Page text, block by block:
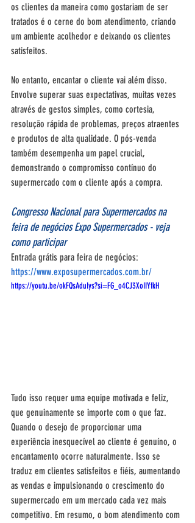
os clientes da maneira como gostariam de ser
tratados é o cerne do bom atendimento, criando
um ambiente acolhedor e deixando os clientes
satisfeitos.
No entanto, encantar o cliente vai além disso.
Envolve superar suas expectativas, muitas vezes
através de gestos simples, como cortesia,
resolução rápida de problemas, preços atraentes
e produtos de alta qualidade. O pós-venda
também desempenha um papel crucial,
demonstrando o compromisso contínuo do
supermercado com o cliente após a compra.
Congresso Nacional para Supermercados na
feira de negócios Expo Supermercados - veja
como participar
Entrada grátis para feira de negócios:
https://www.exposupermercados.com.br/
https://youtu.be/okFQsAduIys?si=FG_o4CJ3XoIIYfkH
Tudo isso requer uma equipe motivada e feliz,
que genuinamente se importe com o que faz.
Quando o desejo de proporcionar uma
experiência inesquecível ao cliente é genuíno, o
encantamento ocorre naturalmente. Isso se
traduz em clientes satisfeitos e fiéis, aumentando
as vendas e impulsionando o crescimento do
supermercado em um mercado cada vez mais
competitivo. Em resumo, o bom atendimento com